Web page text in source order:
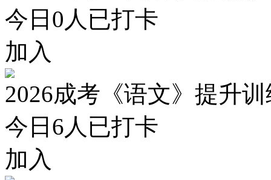
今日 0 人已打卡
加入
2026成考《语文》提升
今日 6人已打卡
加入